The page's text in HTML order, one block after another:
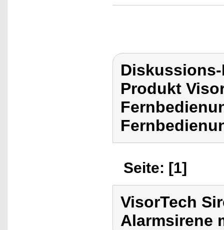
Produkt
Seite: [1]
VisorTech
Alarmsirene